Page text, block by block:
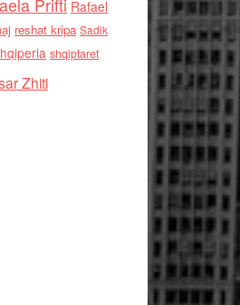
Prifti Rafael
reshat kripa Sadik
shqiptaret
Zhiti